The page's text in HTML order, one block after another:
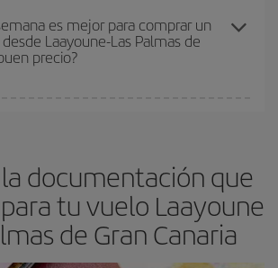
de viaje. La tarifa básica, te
barato.
es mejor para comprar un
Laayoune-Las Palmas de
precio?
saldrán. Además, si buscas los vuelos con
del viaje un poco abiertos, podráselegir
documentación que
tu vuelo Laayoune
de Gran Canaria